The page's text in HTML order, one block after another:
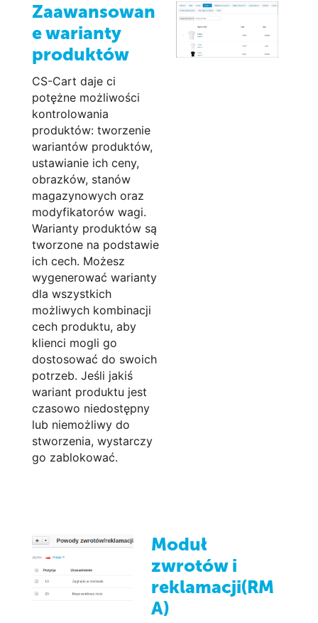
Zaawansowan
e warianty
produktów
CS-Cart daje ci
potężne możliwości
kontrolowania
produktów: tworzenie
wariantów produktów,
ustawianie ich ceny,
obrazków, stanów
magazynowych oraz
modyfikatorów wagi.
Warianty produktów są
tworzone na podstawie
ich cech. Możesz
wygenerować warianty
dla wszystkich
możliwych kombinacji
cech produktu, aby
klienci mogli go
dostosować do swoich
potrzeb. Jeśli jakiś
wariant produktu jest
czasowo niedostępny
lub niemożliwy do
stworzenia, wystarczy
go zablokować.
Moduł
zwrotów i
reklamacji(RM
A)